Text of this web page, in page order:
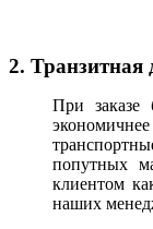
2. Транзитная
При заказе
попутных
клиентом
наших